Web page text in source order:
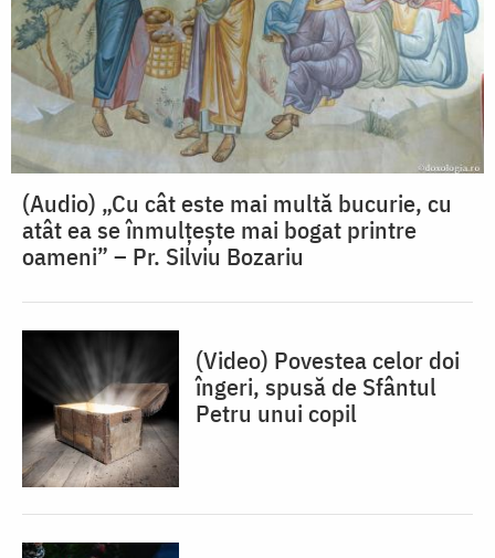
(Audio) „Cu cât este mai multă bucurie, cu
atât ea se înmulțește mai bogat printre
oameni” – Pr. Silviu Bozariu
(Video) Povestea celor doi
îngeri, spusă de Sfântul
Petru unui copil